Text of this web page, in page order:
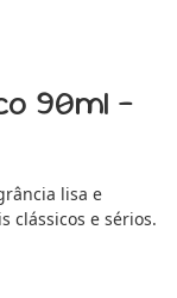
90ml -
lisa e
clássicos e sérios.